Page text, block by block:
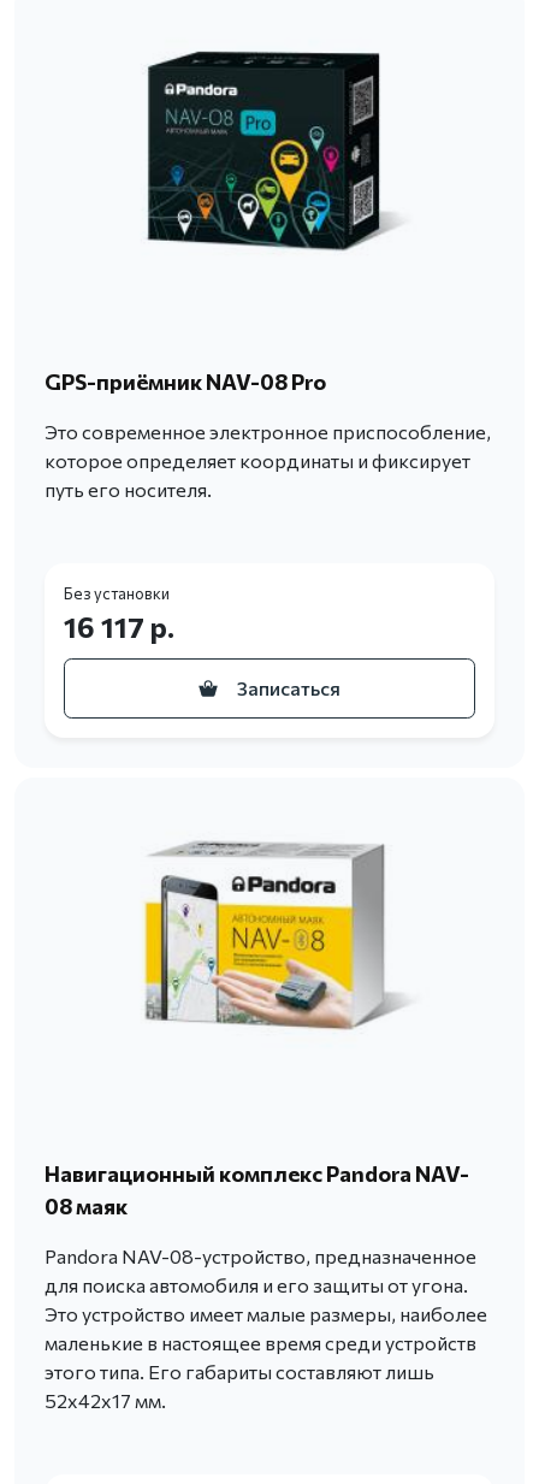
GPS-приёмник NAV-08 Pro
Это современное электронное приспособление,
которое определяет координаты и фиксирует
путь его носителя.
Без установки
16 117 р.
Записаться
Навигационный комплекс Pandora NAV-
08 маяк
Pandora NAV-08-устройство, предназначенное
для поиска автомобиля и его защиты от угона.
Это устройство имеет малые размеры, наиболее
маленькие в настоящее время среди устройств
этого типа. Его габариты составляют лишь
52х42х17 мм.